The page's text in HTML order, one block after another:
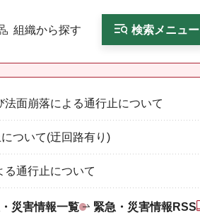
組織から探す 検索メニュー
面崩落による通行止について
ついて(迂回路有り)
る通行止について
災害情報一覧 緊急・災害情報RSS